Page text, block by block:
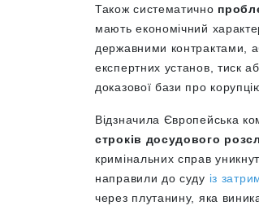
Також систематично
мають економічний
державними контрактами,
експертних установ, тиск
доказової бази про
Відзначила Європейська
строків досудового
кримінальних справ
направили до суду із
через плутанину, яка